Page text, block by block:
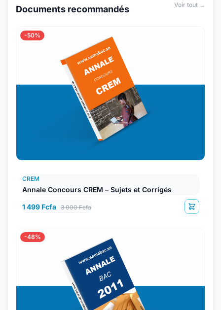
Documents recommandés Voir tout →
-50%
CREM
Annale Concours CREM – Sujets et Corrigés
1 499 Fcfa 3 000 Fcfa
-48%